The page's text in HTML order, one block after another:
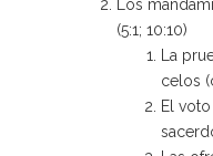
Los
(5:1; 10:10)
La
celos
El